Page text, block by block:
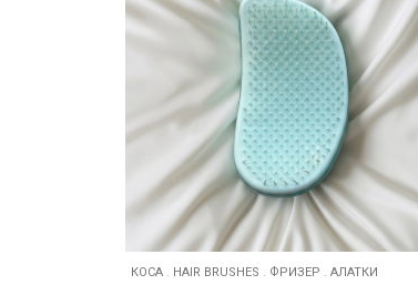
КОСА . HAIR BRUSHES . ФРИЗЕР . АЛАТКИ